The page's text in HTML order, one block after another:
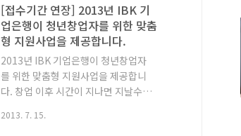
득인 과세표준)이 발생한 사업연도부
터 5년간 허용 - 감면규모 : 해당년도
법인세(소득세)의 50% 2. 중소기업특
별세액감면 - 대상 : 중소기업 (유흥업
등 ..
[접수기간 연장] 2013년 IBK 기
업은행이 청년창업자를 위한 맞춤
형 지원사업을 제공합니다.
2013년 IBK 기업은행이 청년창업자
를 위한 맞춤형 지원사업을 제공합니
다. 창업 이후 시간이 지나면 지날수록
제점이 발생하게 됩니다. 특히 기업 홍
2013. 7. 15.